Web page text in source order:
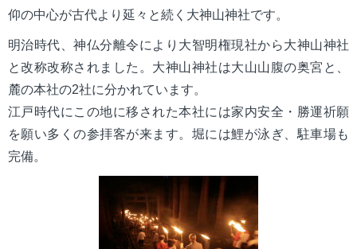
仰の中心が古代より延々と続く大神山神社です。
明治時代、神仏分離令により大智明権現社から大神山神社
と改称改称されました。大神山神社は大山山腹の奥宮と、
麓の本社の2社に分かれています。
江戸時代にこの地に移された本社には家内安全・勝運祈願
を願い多くの参拝客が来ます。堀には鯉が泳ぎ、駐車場も
完備。